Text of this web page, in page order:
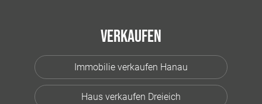
Verkaufen
Immobilie verkaufen Hanau
Haus verkaufen Dreieich